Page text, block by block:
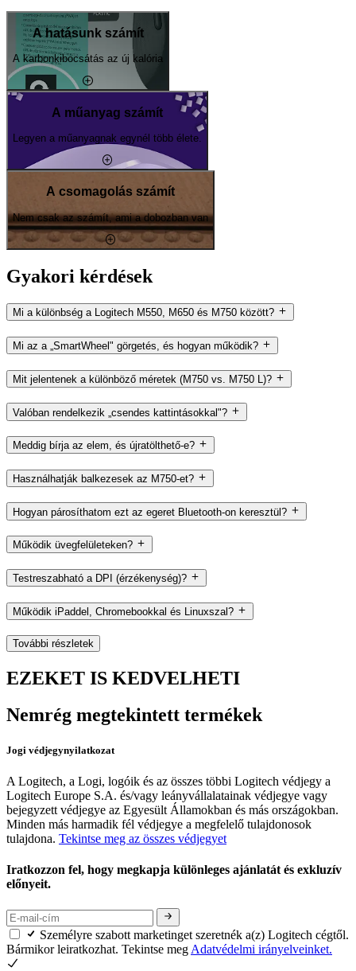
A hatásunk számít
A karbonkibocsátás az új kalória
A műanyag számít
Legyen a műanyagnak egynél több élete.
A csomagolás számít
Nem csak az számít, ami a dobozban van
Gyakori kérdések
Mi a különbség a Logitech M550, M650 és M750 között?
Mi az a „SmartWheel" görgetés, és hogyan működik?
Mit jelentenek a különböző méretek (M750 vs. M750 L)?
Valóban rendelkezik „csendes kattintásokkal"?
Meddig bírja az elem, és újratölthető-e?
Használhatják balkezesek az M750-et?
Hogyan párosíthatom ezt az egeret Bluetooth-on keresztül?
Működik üvegfelületeken?
Testreszabható a DPI (érzékenység)?
Működik iPaddel, Chromebookkal és Linuxszal?
További részletek
EZEKET IS KEDVELHETI
Nemrég megtekintett termékek
Jogi védjegynyilatkozat
A Logitech, a Logi, logóik és az összes többi Logitech védjegy a
Logitech Europe S.A. és/vagy leányvállalatainak védjegye vagy
bejegyzett védjegye az Egyesült Államokban és más országokban.
Minden más harmadik fél védjegye a megfelelő tulajdonosok
tulajdona. Tekintse meg az összes védjegyet
Iratkozzon fel, hogy megkapja különleges ajánlatát és exkluzív
előnyeit.
Személyre szabott marketinget szeretnék a(z) Logitech cégtől.
Bármikor leiratkozhat. Tekintse meg Adatvédelmi irányelveinket.